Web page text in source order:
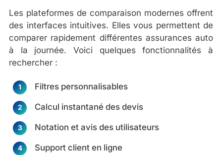
Les plateformes de comparaison modernes offrent
des interfaces intuitives. Elles vous permettent de
comparer rapidement différentes assurances auto
à la journée. Voici quelques fonctionnalités à
rechercher :
Filtres personnalisables
Calcul instantané des devis
Notation et avis des utilisateurs
Support client en ligne